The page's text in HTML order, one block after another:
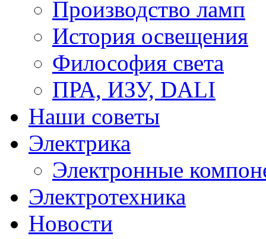
Производство ламп
История освещения
Философия света
ПРА, ИЗУ, DALI
Наши советы
Электрика
Электронные
Электротехника
Новости